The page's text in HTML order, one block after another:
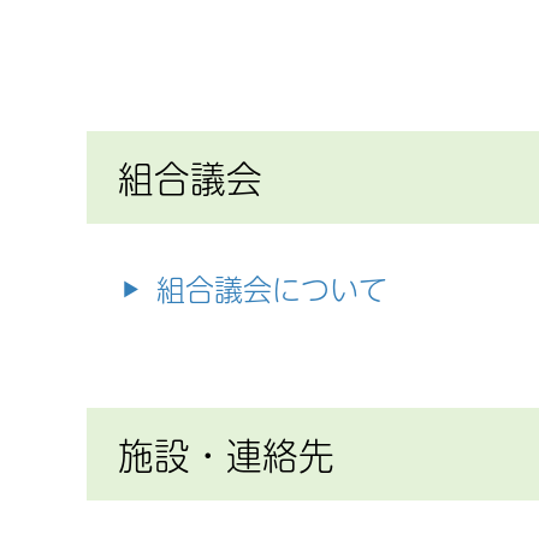
組合議会
組合議会について
施設・連絡先